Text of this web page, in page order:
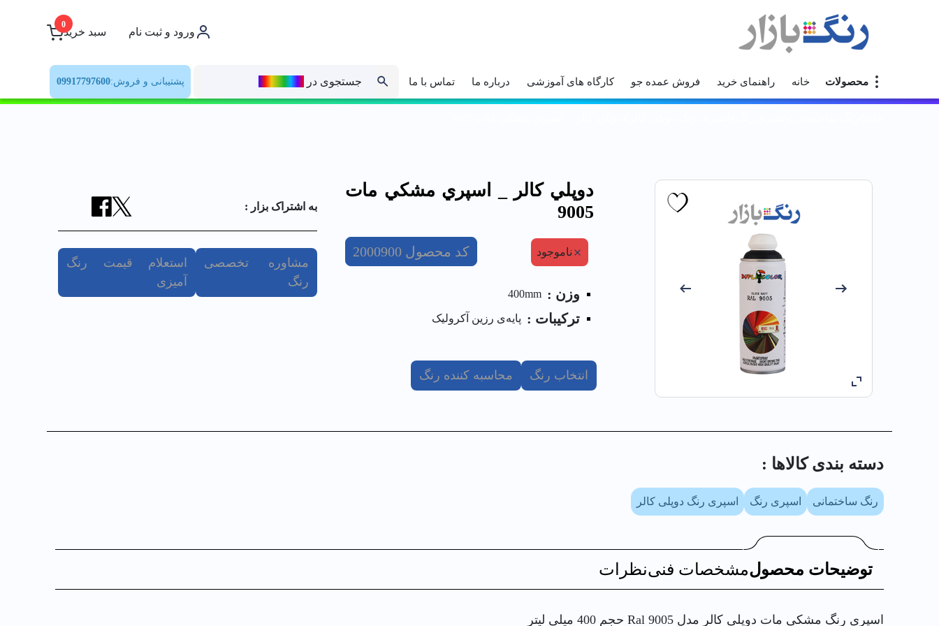
ورود و ثبت نام سبد خرید
0
محصولات خانه راهنمای خرید فروش عمده جو کارگاه های آموزشی درباره ما تماس با ما جستجوی در پشتیبانی و فروش:09917797600
دوپلي كالر _ اسپري مشكي مات
9005
ناموجود کد محصول 2000900
وزن : 400mm
ترکیبات : پایه‌ی رزین آکرولیک
انتخاب رنگ محاسبه کننده رنگ
به اشتراک بزار :
مشاوره تخصصی
رنگ
استعلام قیمت رنگ
آمیزی
دسته بندی کالا‌ها :
رنگ ساختمانی اسپری رنگ اسپری رنگ دوپلی کالر
توضیحات محصولمشخصات فنینظرات
اسپری رنگ مشکی مات دوپلی کالر مدل Ral 9005 حجم 400 میلی لیتر